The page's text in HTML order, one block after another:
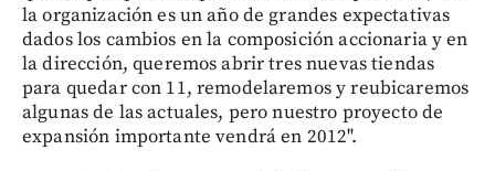
la organización es un año de grandes expectativas
dados los cambios en la composición accionaria y en
la dirección, queremos abrir tres nuevas tiendas
para quedar con 11, remodelaremos y reubicaremos
algunas de las actuales, pero nuestro proyecto de
expansión importante vendrá en 2012".